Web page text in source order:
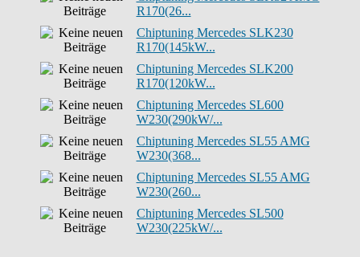
R170(26...
Chiptuning Mercedes SLK230
R170(145kW...
Chiptuning Mercedes SLK200
R170(120kW...
Chiptuning Mercedes SL600
W230(290kW/...
Chiptuning Mercedes SL55 AMG
W230(368...
Chiptuning Mercedes SL55 AMG
W230(260...
Chiptuning Mercedes SL500
W230(225kW/...